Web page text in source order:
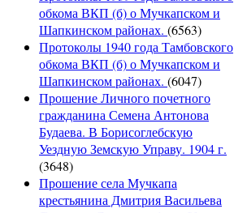
обкома ВКП (б) о Мучкапском и
Шапкинском районах. (6563)
Протоколы 1940 года Тамбовского
обкома ВКП (б) о Мучкапском и
Шапкинском районах. (6047)
Прошение Личного почетного
гражданина Семена Антонова
Будаева. В Борисоглебскую
Уездную Земскую Управу. 1904 г.
(3648)
Прошение села Мучкапа
крестьянина Дмитрия Васильева